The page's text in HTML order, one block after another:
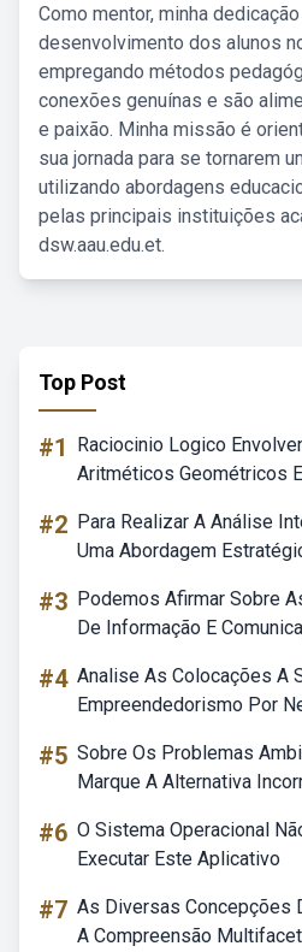
Como mentor, minha
desenvolvimento dos alunos
empregando métodos
conexões genuínas e são
e paixão. Minha missão é
sua jornada para se tornarem
utilizando abordagens
pelas principais instituições
dsw.aau.edu.et.
Top Post
#1
Raciocinio Logico
Aritméticos Geométricos
#2 Para Realizar A Análise
Uma Abordagem
#3 Podemos Afirmar Sobre
De Informação E
#4 Analise As Colocações A
Empreendedorismo Por
#5 Sobre Os Problemas
Marque A Alternativa
#6 O Sistema Operacional
Executar Este Aplicativo
#7 As Diversas Concepções
A Compreensão